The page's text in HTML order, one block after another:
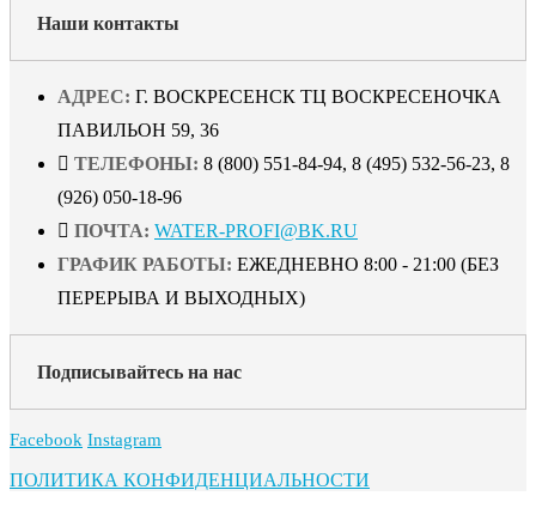
Наши контакты
АДРЕС: Г. ВОСКРЕСЕНСК ТЦ ВОСКРЕСЕНОЧКА
ПАВИЛЬОН 59, 36
ТЕЛЕФОНЫ: 8 (800) 551-84-94, 8 (495) 532-56-23, 8
(926) 050-18-96
ПОЧТА: WATER-PROFI@BK.RU
ГРАФИК РАБОТЫ: ЕЖЕДНЕВНО 8:00 - 21:00 (БЕЗ
ПЕРЕРЫВА И ВЫХОДНЫХ)
Подписывайтесь на нас
Facebook Instagram
ПОЛИТИКА КОНФИДЕНЦИАЛЬНОСТИ